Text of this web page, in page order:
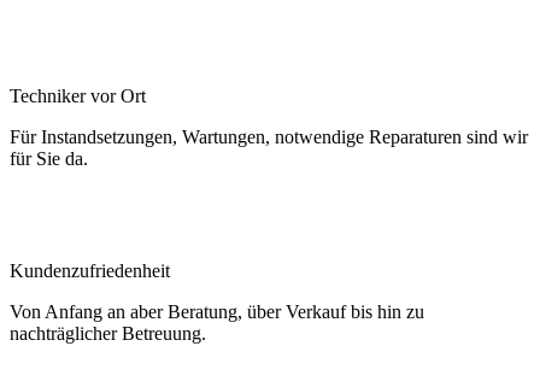
Techniker vor Ort
Für Instandsetzungen, Wartungen, notwendige Reparaturen sind wir
für Sie da.
Kundenzufriedenheit
Von Anfang an aber Beratung, über Verkauf bis hin zu
nachträglicher Betreuung.